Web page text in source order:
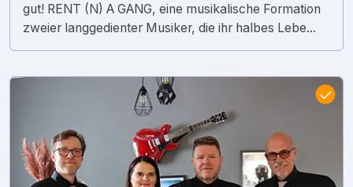
gut! RENT (N) A GANG, eine musikalische Formation
zweier langgedienter Musiker, die ihr halbes Lebe...